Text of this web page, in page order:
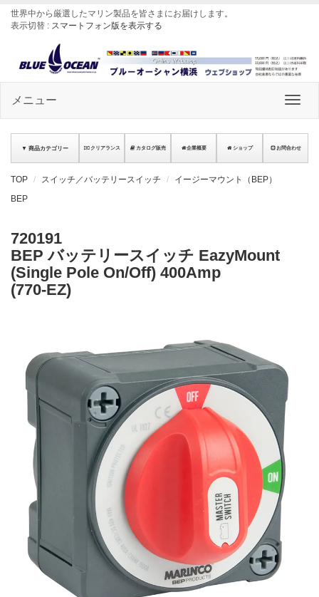
世界中から厳選したマリン製品を皆さまにお届けします。
表示切替 : スマートフォン版を表示する
メニュー
▼ 商品カテゴリー クリアランス カタログ販売 企業概要 ショップ お問合わせ
TOP スイッチ／バッテリースイッチ
イージーマウント（BEP）
BEP
720191
BEP バッテリースイッチ EazyMount
(Single Pole On/Off) 400Amp
(770-EZ)